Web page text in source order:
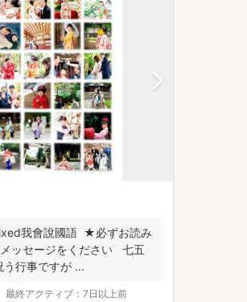
我會說國語 ★必ずお読み
ッセージをください 七五
う行事ですが ...
最終アクティブ： 7日以上前